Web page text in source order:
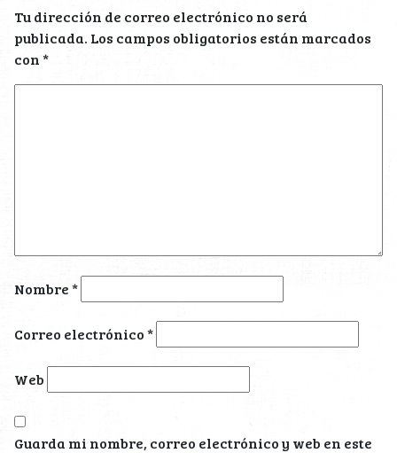
Tu dirección de correo electrónico no será
publicada. Los campos obligatorios están marcados
con*
Nombre*
Correo electrónico*
Web
Guarda mi nombre, correo electrónico y web en este